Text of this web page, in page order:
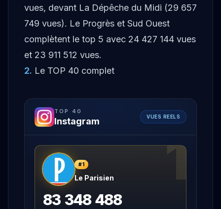
vues, devant La Dépêche du Midi (29 657
749 vues). Le Progrès et Sud Ouest
complètent le top 5 avec 24 427 144 vues
et 23 911 512 vues.
2. Le TOP 40 complet
TOP 40
Instagram VUES REELS
1
#1
Le Parisien
83 348 488